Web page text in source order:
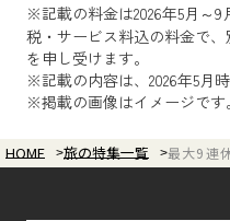
※記載の料金は2026年5月～
税・サービス料込の料金で
を申し受けます。
※記載の内容は、2026年5月
※掲載の画像はイメージです。
HOME 旅の特集一覧 最大9連